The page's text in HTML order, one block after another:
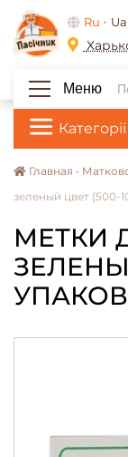
Ru Ua
Меню
Главная •
зеленый цвет (500-
МЕТКИ
УПАКОВ.